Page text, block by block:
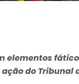
elementos
do Tribunal